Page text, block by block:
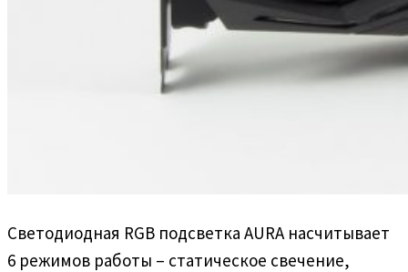
Светодиодная RGB подсветка AURA насчитывает
6 режимов работы – статическое свечение,